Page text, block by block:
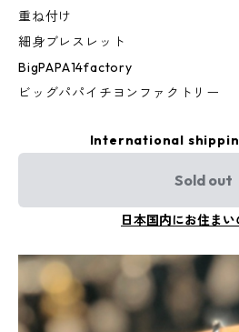
重ね付け
細身ブレスレット
BigPAPA14factory
ビッグパパイチヨンファクトリー
International
Sold out
日本国内にお住まい